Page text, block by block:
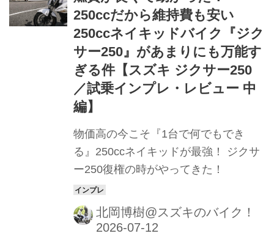
250ccだから維持費も安い
250ccネイキッドバイク『ジク
サー250』があまりにも万能す
ぎる件【スズキ ジクサー250
／試乗インプレ・レビュー 中
編】
物価高の今こそ『1台で何でもでき
る』250ccネイキッドが最強！ ジクサ
ー250復権の時がやってきた！
北岡博樹@スズキのバイク！